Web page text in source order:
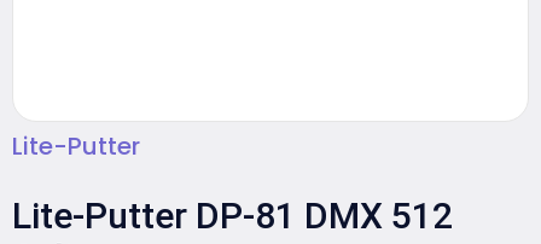
Lite-Putter
Lite-Putter DP-81 DMX 512